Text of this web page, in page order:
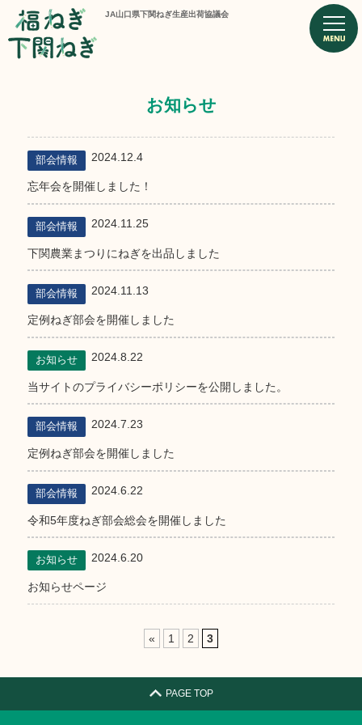
JA山口県下関ねぎ生産出荷協議会
お知らせ
部会情報 2024.12.4
忘年会を開催しました！
部会情報 2024.11.25
下関農業まつりにねぎを出品しました
部会情報 2024.11.13
定例ねぎ部会を開催しました
お知らせ 2024.8.22
当サイトのプライバシーポリシーを公開しました。
部会情報 2024.7.23
定例ねぎ部会を開催しました
部会情報 2024.6.22
令和5年度ねぎ部会総会を開催しました
お知らせ 2024.6.20
お知らせページ
« 1 2 3
PAGE TOP